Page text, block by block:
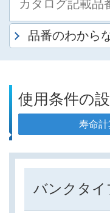
品番のわから
使用条件の
寿命
バンクタイ